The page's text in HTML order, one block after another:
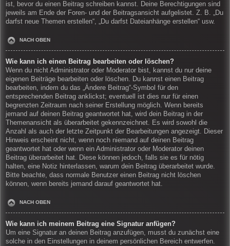
ist, bevor du einen Beitrag schreiben kannst. Deine Berechtigungen sind
jeweils am Ende der Foren- und der Beitragsansicht aufgelistet. Z. B. „Du
darfst neue Themen erstellen“, „Du darfst Dateianhänge erstellen“ usw.
NACH OBEN
Wie kann ich einen Beitrag bearbeiten oder löschen?
Wenn du nicht Administrator oder Moderator bist, kannst du nur deine
eigenen Beiträge bearbeiten oder löschen. Du kannst einen Beitrag
bearbeiten, indem du das „Ändere Beitrag“-Symbol für den
entsprechenden Beitrag anklickst; eventuell ist dies nur für einen
begrenzten Zeitraum nach seiner Erstellung möglich. Wenn bereits
jemand auf deinen Beitrag geantwortet hat, wird dein Beitrag in der
Themenansicht als überarbeitet gekennzeichnet. Es wird sowohl die
Anzahl als auch der letzte Zeitpunkt der Bearbeitungen angezeigt. Dieser
Hinweis erscheint nicht, wenn noch niemand auf deinen Beitrag
geantwortet hat oder wenn ein Administrator oder Moderator deinen
Beitrag überarbeitet hat. Diese können jedoch, falls sie es für nötig
halten, eine Notiz hinterlassen, warum dein Beitrag überarbeitet wurde.
Bitte beachte, dass normale Benutzer einen Beitrag nicht löschen
können, wenn bereits jemand darauf geantwortet hat.
NACH OBEN
Wie kann ich meinem Beitrag eine Signatur anfügen?
Um eine Signatur an deinen Beitrag anzufügen, musst du zunächst eine
solche in den Einstellungen in deinem persönlichen Bereich entwerfen.